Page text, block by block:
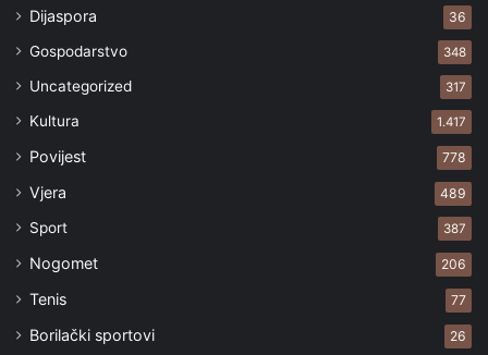
Dijaspora 36
Gospodarstvo 348
Uncategorized 317
Kultura 1.417
Povijest 778
Vjera 489
Sport 387
Nogomet 206
Tenis 77
Borilački sportovi 26